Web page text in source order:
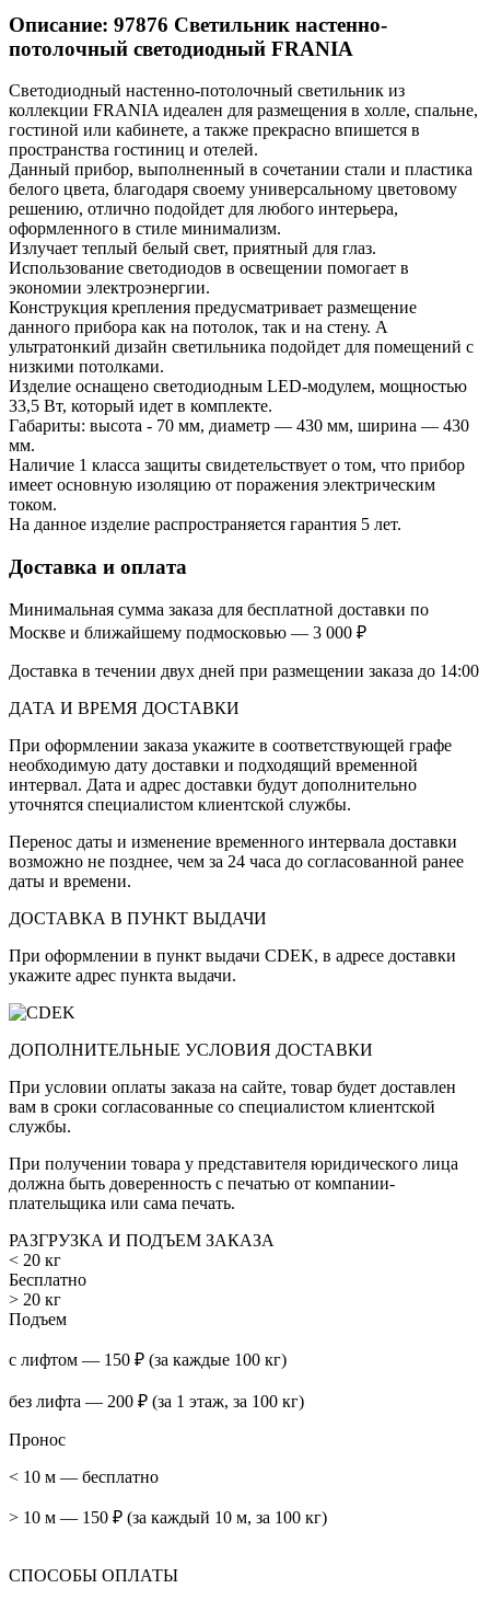
Описание: 97876 Светильник настенно-
потолочный светодиодный FRANIA
Светодиодный настенно-потолочный светильник из
коллекции FRANIA идеален для размещения в холле, спальне,
гостиной или кабинете, а также прекрасно впишется в
пространства гостиниц и отелей.
Данный прибор, выполненный в сочетании стали и пластика
белого цвета, благодаря своему универсальному цветовому
решению, отлично подойдет для любого интерьера,
оформленного в стиле минимализм.
Излучает теплый белый свет, приятный для глаз.
Использование светодиодов в освещении помогает в
экономии электроэнергии.
Конструкция крепления предусматривает размещение
данного прибора как на потолок, так и на стену. А
ультратонкий дизайн светильника подойдет для помещений с
низкими потолками.
Изделие оснащено светодиодным LED-модулем, мощностью
33,5 Вт, который идет в комплекте.
Габариты: высота - 70 мм, диаметр — 430 мм, ширина — 430
мм.
Наличие 1 класса защиты свидетельствует о том, что прибор
имеет основную изоляцию от поражения электрическим
током.
На данное изделие распространяется гарантия 5 лет.
Доставка и оплата
Минимальная сумма заказа для бесплатной доставки по
Москве и ближайшему подмосковью — 3 000 ₽
Доставка в течении двух дней при размещении заказа до 14:00
ДАТА И ВРЕМЯ ДОСТАВКИ
При оформлении заказа укажите в соответствующей графе
необходимую дату доставки и подходящий временной
интервал. Дата и адрес доставки будут дополнительно
уточнятся специалистом клиентской службы.
Перенос даты и изменение временного интервала доставки
возможно не позднее, чем за 24 часа до согласованной ранее
даты и времени.
ДОСТАВКА В ПУНКТ ВЫДАЧИ
При оформлении в пункт выдачи CDEK, в адресе доставки
укажите адрес пункта выдачи.
ДОПОЛНИТЕЛЬНЫЕ УСЛОВИЯ ДОСТАВКИ
При условии оплаты заказа на сайте, товар будет доставлен
вам в сроки согласованные со специалистом клиентской
службы.
При получении товара у представителя юридического лица
должна быть доверенность с печатью от компании-
плательщика или сама печать.
РАЗГРУЗКА И ПОДЪЕМ ЗАКАЗА
< 20 кг
Бесплатно
> 20 кг
Подъем
с лифтом — 150 ₽ (за каждые 100 кг)
без лифта — 200 ₽ (за 1 этаж, за 100 кг)
Пронос
< 10 м — бесплатно
> 10 м — 150 ₽ (за каждый 10 м, за 100 кг)
СПОСОБЫ ОПЛАТЫ